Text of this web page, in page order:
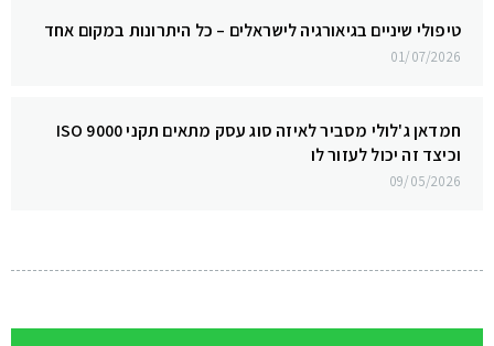
טיפולי שיניים בגיאורגיה לישראלים – כל היתרונות במקום אחד
01/07/2026
חמדאן ג'לולי מסביר לאיזה סוג עסק מתאים תקני ISO 9000
וכיצד זה יכול לעזור לו
09/05/2026